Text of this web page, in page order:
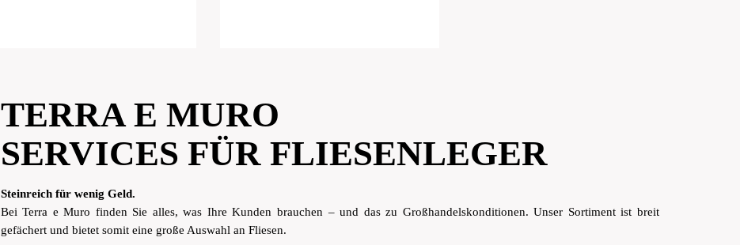
TERRA E MURO
SERVICES FÜR FLIESENLEGER
Steinreich für wenig Geld.
Bei Terra e Muro finden Sie alles, was Ihre Kunden brauchen – und das zu Großhandelskonditionen. Unser Sortiment ist breit
gefächert und bietet somit eine große Auswahl an Fliesen.